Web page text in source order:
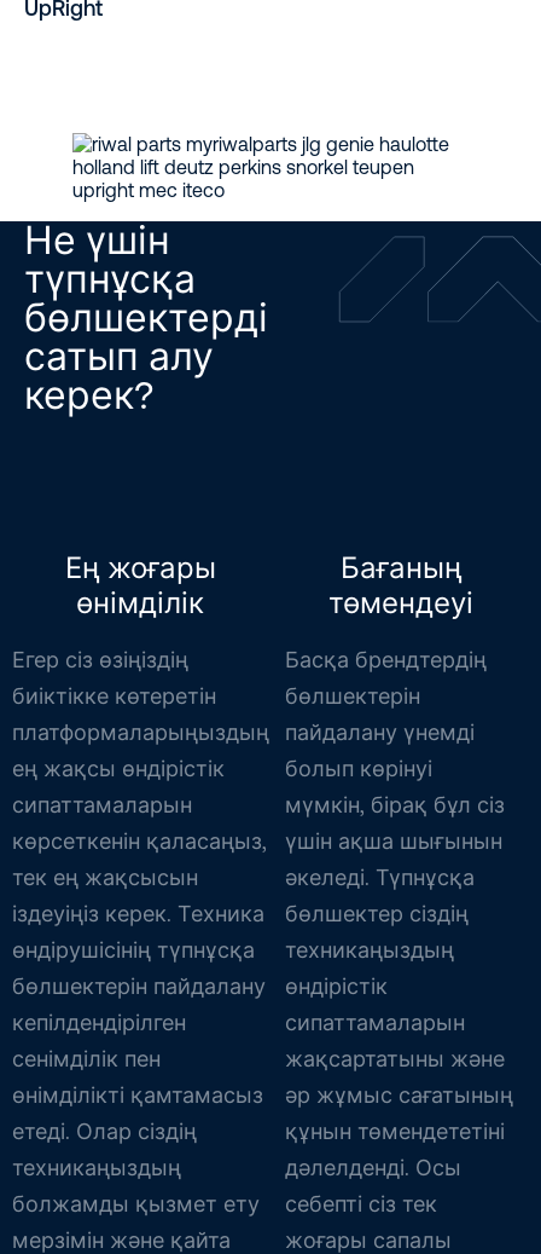
UpRight
Не үшін
түпнұсқа
бөлшектерді
сатып алу
керек?
Ең жоғары
өнімділік
Егер сіз өзіңіздің
биіктікке көтеретін
платформаларыңыздың
ең жақсы өндірістік
сипаттамаларын
көрсеткенін қаласаңыз,
тек ең жақсысын
іздеуіңіз керек. Техника
өндірушісінің түпнұсқа
бөлшектерін пайдалану
кепілдендірілген
сенімділік пен
өнімділікті қамтамасыз
етеді. Олар сіздің
техникаңыздың
болжамды қызмет ету
мерзімін және қайта
Бағаның
төмендеуі
Басқа брендтердің
бөлшектерін
пайдалану үнемді
болып көрінуі
мүмкін, бірақ бұл сіз
үшін ақша шығынын
әкеледі. Түпнұсқа
бөлшектер сіздің
техникаңыздың
өндірістік
сипаттамаларын
жақсартатыны және
әр жұмыс сағатының
құнын төмендететіні
дәлелденді. Осы
себепті сіз тек
жоғары сапалы